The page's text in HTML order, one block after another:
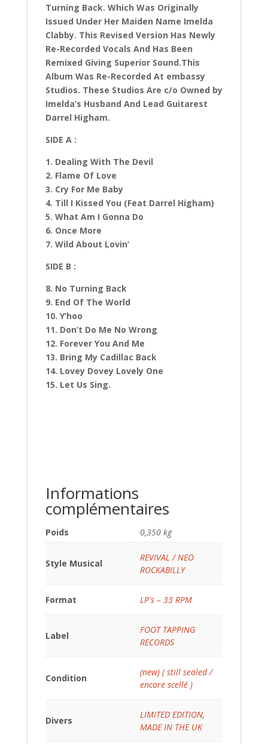
Turning Back. Which Was Originally
Issued Under Her Maiden Name Imelda
Clabby. This Revised Version Has Newly
Re-Recorded Vocals And Has Been
Remixed Giving Superior Sound.This
Album Was Re-Recorded At embassy
Studios. These Studios Are c/o Owned by
Imelda’s Husband And Lead Guitarest
Darrel Higham.
SIDE A :
1. Dealing With The Devil
2. Flame Of Love
3. Cry For Me Baby
4. Till I Kissed You (Feat Darrel Higham)
5. What Am I Gonna Do
6. Once More
7. Wild About Lovin’
SIDE B :
8. No Turning Back
9. End Of The World
10. Y’hoo
11. Don’t Do Me No Wrong
12. Forever You And Me
13. Bring My Cadillac Back
14. Lovey Dovey Lovely One
15. Let Us Sing.
Informations
complémentaires
Poids 0,350 kg
Style Musical
REVIVAL / NEO
ROCKABILLY
Format LP's – 33 RPM
Label
FOOT TAPPING
RECORDS
Condition
(new) ( still sealed /
encore scellé )
Divers
LIMITED EDITION,
MADE IN THE UK